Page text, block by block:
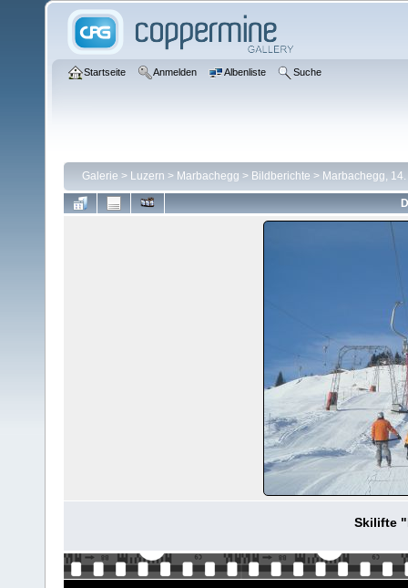
Startseite Anmelden Albenliste Suche
Galerie > Luzern > Marbachegg > Bildberichte > Marbachegg,
Skilifte